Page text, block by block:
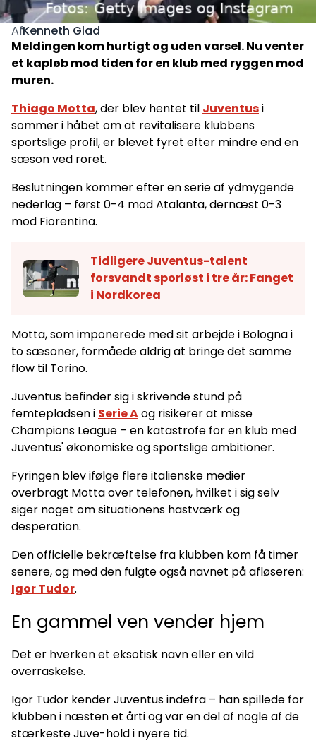
AfKenneth Glad
Meldingen kom hurtigt og uden varsel. Nu venter
et kapløb mod tiden for en klub med ryggen mod
muren.
Thiago Motta, der blev hentet til Juventusi
sommer i håbet om at revitalisere klubbens
sportslige profil, er blevet fyret efter mindre end en
sæson ved roret.
Beslutningen kommer efter en serie af ydmygende
nederlag – først 0-4 mod Atalanta, dernæst 0-3
mod Fiorentina.
Tidligere Juventus-talent
forsvandt sporløst i tre år: Fanget
i Nordkorea
Motta, som imponerede med sit arbejde i Bologna i
to sæsoner, formåede aldrig at bringe det samme
flow til Torino.
Juventus befinder sig i skrivende stund på
femtepladsen i Serie Aog risikerer at misse
Champions League – en katastrofe for en klub med
Juventus' økonomiske og sportslige ambitioner.
Fyringen blev ifølge flere italienske medier
overbragt Motta over telefonen, hvilket i sig selv
siger noget om situationens hastværk og
desperation.
Den officielle bekræftelse fra klubben kom få timer
senere, og med den fulgte også navnet på afløseren:
Igor Tudor.
En gammel ven vender hjem
Det er hverken et eksotisk navn eller en vild
overraskelse.
Igor Tudor kender Juventus indefra – han spillede for
klubben i næsten et årti og var en del af nogle af de
stærkeste Juve-hold i nyere tid.